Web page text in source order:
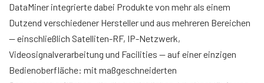
DataMiner integrierte dabei Produkte von mehr als einem
Dutzend verschiedener Hersteller und aus mehreren Bereichen
— einschließlich Satelliten-RF, IP-Netzwerk,
Videosignalverarbeitung und Facilities — auf einer einzigen
Bedienoberfläche: mit maßgeschneiderten